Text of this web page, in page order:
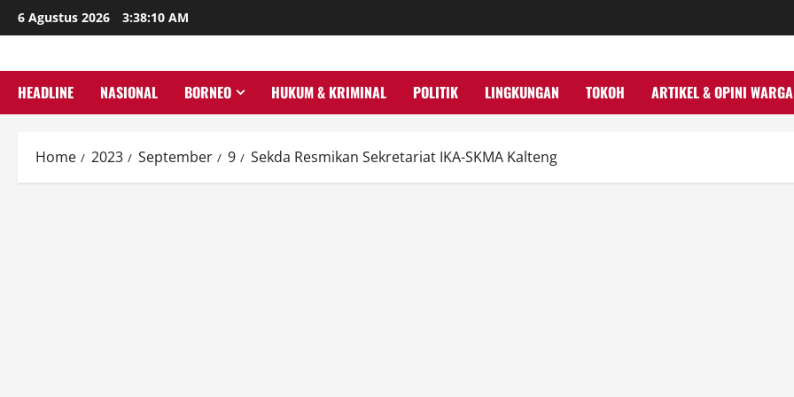
Skip
to
6 Agustus 2026 3:38:11 AM
HEADLINE NASIONAL BORNEO HUKUM & KRIMINAL POLITIK LINGKUNGAN TOKOH ARTIKEL & OPINI WARGA
Home 2023 September 9 Sekda Resmikan Sekretariat IKA-SKMA Kalteng